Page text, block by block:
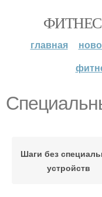
главная
Шаги без
устройств